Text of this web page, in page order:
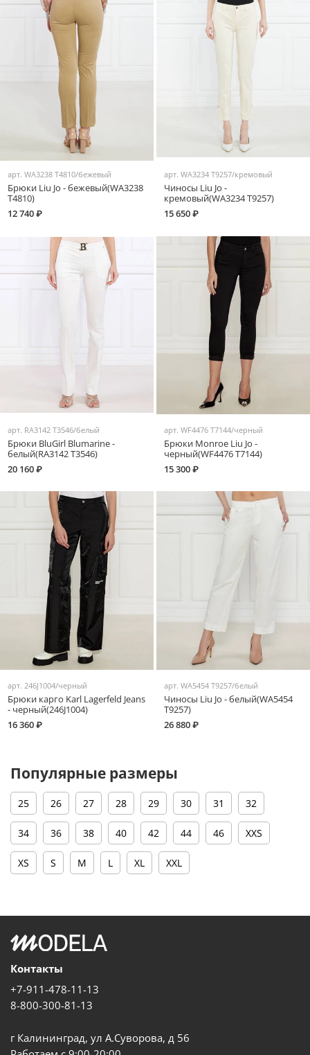
арт.WA3238 T4810/бежевый
Брюки Liu Jo - бежевый(WA3238
T4810)
12 740 ₽
арт. WA3234 T9257/кремовый
Чиносы Liu Jo -
кремовый(WA3234 T9257)
15 650 ₽
арт. RA3142 T3546/белый
Брюки BluGirl Blumarine -
белый(RA3142 T3546)
20 160 ₽
арт. WF4476 T7144/черный
Брюки Monroe Liu Jo -
черный(WF4476 T7144)
15 300 ₽
арт.246J1004/черный
Брюки карго Karl Lagerfeld Jeans
- черный(246J1004)
16 360 ₽
арт. WA5454 T9257/белый
Чиносы Liu Jo - белый(WA5454
T9257)
26 880 ₽
Популярные размеры
25 26 27 28 29 30 31 32
34 36 38 40 42 44 46 XXS
XS S M L XL XXL
Контакты
+7-911-478-11-13
8-800-300-81-13
г Калининград, ул А.Суворова, д 56